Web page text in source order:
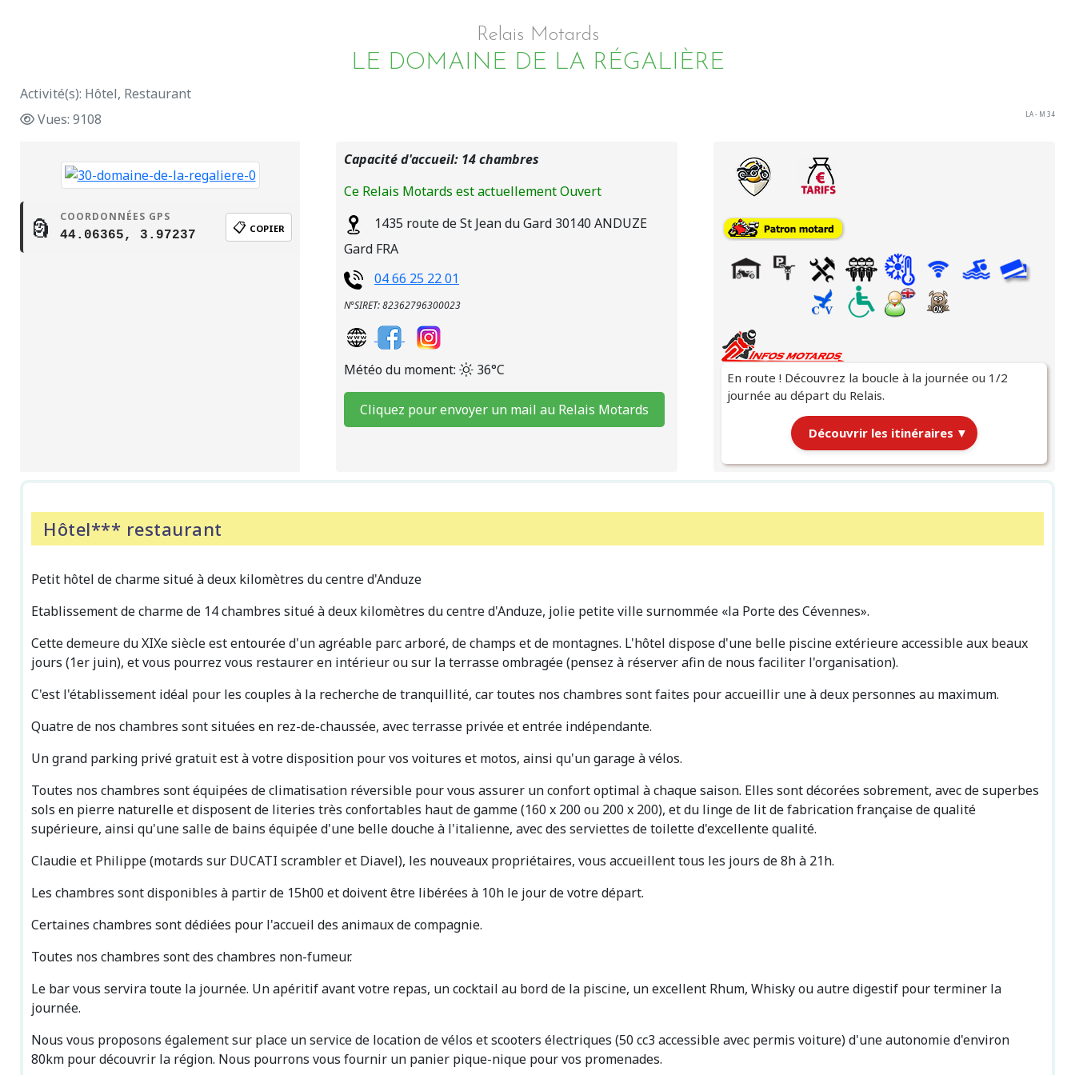
Relais Motards
LE DOMAINE DE LA RÉGALIÈRE
Activité(s): Hôtel, Restaurant
Vues: 9108
LA - M 34
🗿 COORDONNÉES GPS
44.06365, 3.97237 📋 COPIER
Capacité d'accueil: 14 chambres
Ce Relais Motards est actuellement Ouvert
1435 route de St Jean du Gard 30140 ANDUZE
Gard FRA
04 66 25 22 01
N°SIRET: 82362796300023
Météo du moment: 36°C
Cliquez pour envoyer un mail au Relais Motards
En route ! Découvrez la boucle à la journée ou 1/2
journée au départ du Relais.
Découvrir les itinéraires ▼
Itinéraires au départ du Relais
Hôtel*** restaurant
Petit hôtel de charme situé à deux kilomètres du centre d'Anduze
Etablissement de charme de 14 chambres situé à deux kilomètres du centre d'Anduze, jolie petite ville surnommée «la Porte des Cévennes».
Cette demeure du XIXe siècle est entourée d'un agréable parc arboré, de champs et de montagnes. L'hôtel dispose d'une belle piscine extérieure accessible aux beaux
jours (1er juin), et vous pourrez vous restaurer en intérieur ou sur la terrasse ombragée (pensez à réserver afin de nous faciliter l'organisation).
C'est l'établissement idéal pour les couples à la recherche de tranquillité, car toutes nos chambres sont faites pour accueillir une à deux personnes au maximum.
Quatre de nos chambres sont situées en rez-de-chaussée, avec terrasse privée et entrée indépendante.
Un grand parking privé gratuit est à votre disposition pour vos voitures et motos, ainsi qu'un garage à vélos.
Toutes nos chambres sont équipées de climatisation réversible pour vous assurer un confort optimal à chaque saison. Elles sont décorées sobrement, avec de superbes
sols en pierre naturelle et disposent de literies très confortables haut de gamme (160 x 200 ou 200 x 200), et du linge de lit de fabrication française de qualité
supérieure, ainsi qu'une salle de bains équipée d'une belle douche à l'italienne, avec des serviettes de toilette d'excellente qualité.
Claudie et Philippe (motards sur DUCATI scrambler et Diavel), les nouveaux propriétaires, vous accueillent tous les jours de 8h à 21h.
Les chambres sont disponibles à partir de 15h00 et doivent être libérées à 10h le jour de votre départ.
Certaines chambres sont dédiées pour l'accueil des animaux de compagnie.
Toutes nos chambres sont des chambres non-fumeur.
Le bar vous servira toute la journée. Un apéritif avant votre repas, un cocktail au bord de la piscine, un excellent Rhum, Whisky ou autre digestif pour terminer la
journée.
Nous vous proposons également sur place un service de location de vélos et scooters électriques (50 cc3 accessible avec permis voiture) d'une autonomie d'environ
80km pour découvrir la région. Nous pourrons vous fournir un panier pique-nique pour vos promenades.